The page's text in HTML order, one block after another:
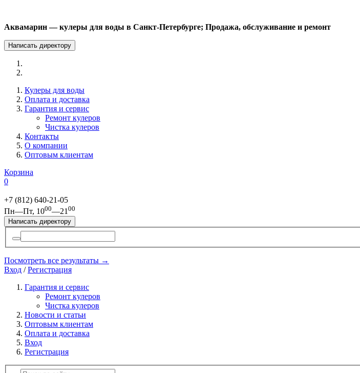
Аквамарин — кулеры для воды в Санкт-Петербурге; Продажа, обслуживание и ремонт
Написать директору
Кулеры для воды
Оплата и доставка
Гарантия и сервис
Ремонт кулеров
Чистка кулеров
Контакты
О компании
Оптовым клиентам
Корзина
0
+7 (812) 640-21-05
Пн—Пт, 1000—21 00
Написать директору
Посмотреть все результаты →
Вход /Регистрация
Гарантия и сервис
Ремонт кулеров
Чистка кулеров
Новости и статьи
Оптовым клиентам
Оплата и доставка
Вход
Регистрация